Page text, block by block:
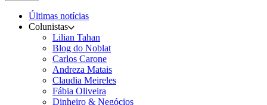
Últimas notícias
Colunistas
Lilian Tahan
Blog do Noblat
Carlos Carone
Andreza Matais
Claudia Meireles
Fábia Oliveira
Dinheiro & Negócios